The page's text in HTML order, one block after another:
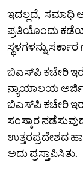
ಇದಲ್ಲದೆ, ಸಮಾಧಿ
ಪ್ರತಿಯೊಂದು
ಸ್ಥಳಗಳನ್ನು
ಬಿಎಸ್‌ಪಿ ಕಚೇರಿ
ನ್ಯಾಯಾಲಯ
ಬಿಎಸ್‌ಪಿ ಕಚೇರಿ
ಸಂಸ್ಕಾರ
ಉತ್ತರಪ್ರದೇಶದ
ಅದು ಪ್ರಸ್ತಾಪಿಸಿತು.